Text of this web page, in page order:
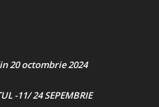
20 octombrie 2024
-11/ 24 SEPEMBRIE